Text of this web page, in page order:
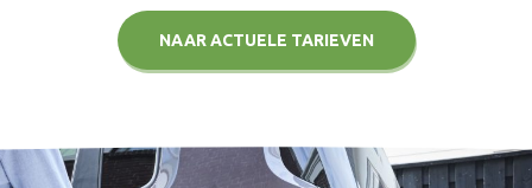
NAAR ACTUELE TARIEVEN